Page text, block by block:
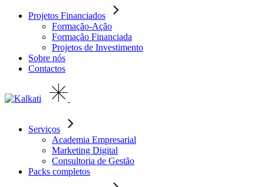
Projetos Financiados
Formação-Ação
Formação Financiada
Projetos de Investimento
Sobre nós
Contactos
Serviços
Academia Empresarial
Marketing Digital
Consultoria de Gestão
Packs completos